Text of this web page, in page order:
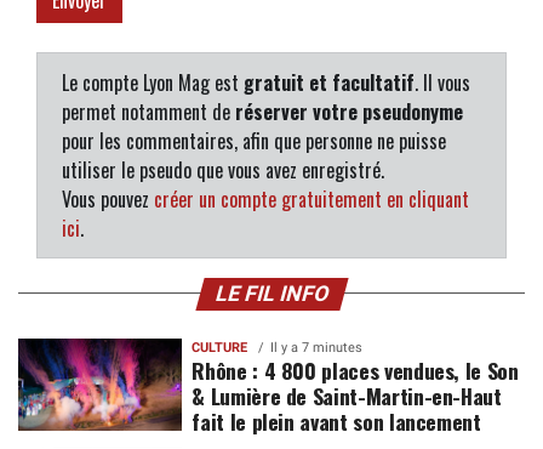
Le compte Lyon Mag est gratuit et facultatif. Il vous
permet notamment de réserver votre pseudonyme
pour les commentaires, afin que personne ne puisse
utiliser le pseudo que vous avez enregistré.
Vous pouvez créer un compte gratuitement en cliquant
ici.
LE FIL INFO
CULTURE Il y a 7 minutes
Rhône : 4 800 places vendues, le Son
& Lumière de Saint-Martin-en-Haut
fait le plein avant son lancement